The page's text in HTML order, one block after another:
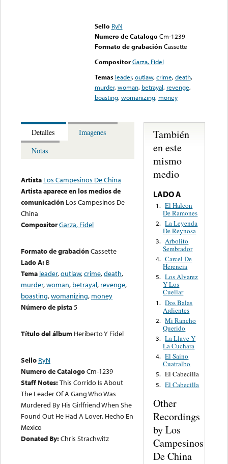
Sello RyN
Numero de Catalogo Cm-1239
Formato de grabación Cassette
Compositor Garza, Fidel
Temas leader,outlaw,crime,death,
murder,woman, betrayal, revenge,
boasting,womanizing, money
Detalles
Imagenes
Notas
Artista Los Campesinos De China
Artista aparece en los medios de
comunicación Los Campesinos De
China
CompositorGarza, Fidel
Formato de grabaciónCassette
Lado A: B
Tema leader,outlaw,crime,death,
murder,woman, betrayal, revenge,
boasting,womanizing, money
Número de pista5
Título del álbum Heriberto Y Fidel
Sello RyN
Numero de CatalogoCm-1239
Staff Notes:This Corrido Is About
The Leader Of A Gang Who Was
Murdered By His Girlfriend When She
Found Out He Had A Lover. Hecho En
Mexico
Donated By:Chris Strachwitz
También
en este
mismo
medio
LADO A
1. El Halcon
De Ramones
2. La Leyenda
De Reynosa
3. Arbolito
Sembrador
4. Carcel De
Herencia
5. Los Alvarez
Y Los
Cuellar
1. Dos Balas
Ardientes
2. Mi Rancho
Querido
3. La Llave Y
La Cuchara
4. El Saino
Cuatralbo
5. El Cabecilla
5. El Cabecilla
Other
Recordings
by Los
Campesinos
De China